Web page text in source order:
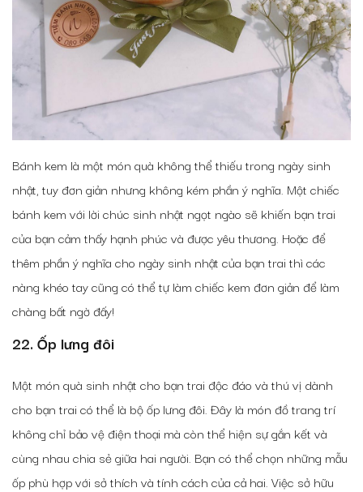
Bánh kem là một món quà không thể thiếu trong ngày sinh
nhật, tuy đơn giản nhưng không kém phần ý nghĩa. Một chiếc
bánh kem với lời chúc sinh nhật ngọt ngào sẽ khiến bạn trai
của bạn cảm thấy hạnh phúc và được yêu thương. Hoặc để
thêm phần ý nghĩa cho ngày sinh nhật của bạn trai thì các
nàng khéo tay cũng có thể tự làm chiếc kem đơn giản để làm
chàng bất ngờ đấy!
22. Ốp lưng đôi
Một món quà sinh nhật cho bạn trai độc đáo và thú vị dành
cho bạn trai có thể là bộ ốp lưng đôi. Đây là món đồ trang trí
không chỉ bảo vệ điện thoại mà còn thể hiện sự gắn kết và
cùng nhau chia sẻ giữa hai người. Bạn có thể chọn những mẫu
ốp phù hợp với sở thích và tính cách của cả hai. Việc sở hữu